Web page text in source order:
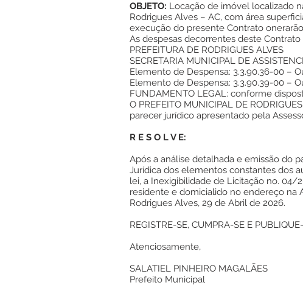
OBJETO: Locação de imóvel localizado
Rodrigues Alves – AC, com área
execução do presente Contrato
As despesas decorrentes deste
PREFEITURA DE RODRIGUES ALVES
SECRETARIA MUNICIPAL DE
Elemento de Despensa: 3.3.90.36-00 –
Elemento de Despensa: 3.3.90.39-00 –
FUNDAMENTO LEGAL: conforme
O PREFEITO MUNICIPAL DE
parecer jurídico apresentado pela
R E S O L V E:
Após a análise detalhada e emissão do
Jurídica dos elementos constantes dos
lei, a Inexigibilidade de Licitação no. 04/
residente e domicialido no endereço na
Rodrigues Alves, 29 de Abril de 2026.
REGISTRE-SE, CUMPRA-SE E
Atenciosamente,
SALATIEL PINHEIRO MAGALÃES
Prefeito Municipal